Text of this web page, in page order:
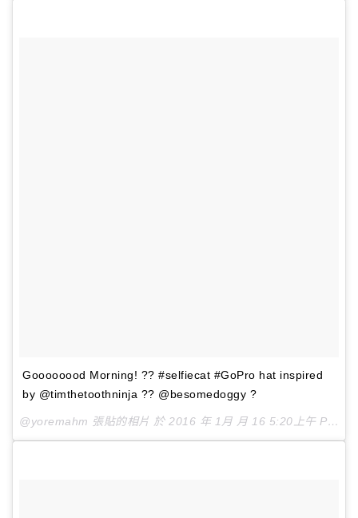
Goooooood Morning! ?? #selfiecat #GoPro hat inspired
by @timthetoothninja ?? @besomedoggy ?
@yoremahm 張貼的相片 於 2016 年 1月 月 16 5:20上午 PST